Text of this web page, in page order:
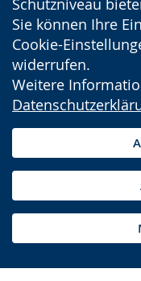
Schutzniveau
Sie können Ihre
Cookie-
widerrufen.
Weitere